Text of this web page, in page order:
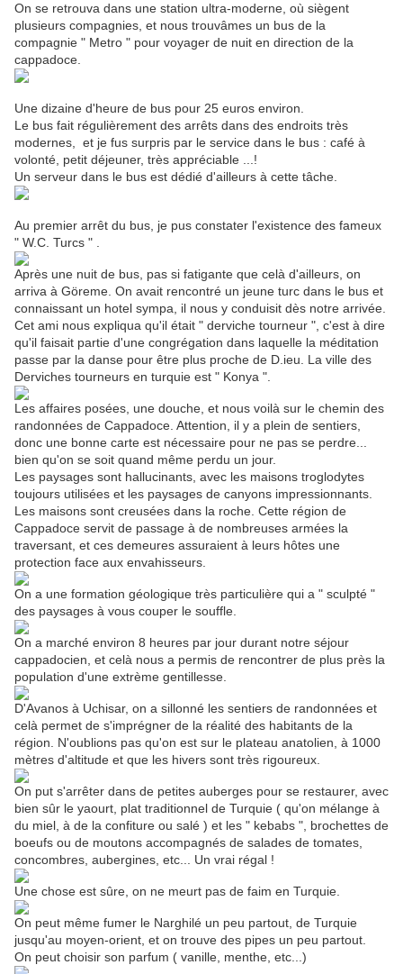
On se retrouva dans une station ultra-moderne, où siègent
plusieurs compagnies, et nous trouvâmes un bus de la
compagnie " Metro " pour voyager de nuit en direction de la
cappadoce.
Une dizaine d'heure de bus pour 25 euros environ.
Le bus fait régulièrement des arrêts dans des endroits très
modernes, et je fus surpris par le service dans le bus : café à
volonté, petit déjeuner, très appréciable ...!
Un serveur dans le bus est dédié d'ailleurs à cette tâche.
Au premier arrêt du bus, je pus constater l'existence des fameux
" W.C. Turcs " .
Après une nuit de bus, pas si fatigante que celà d'ailleurs, on
arriva à Göreme. On avait rencontré un jeune turc dans le bus et
connaissant un hotel sympa, il nous y conduisit dès notre arrivée.
Cet ami nous expliqua qu'il était " derviche tourneur ", c'est à dire
qu'il faisait partie d'une congrégation dans laquelle la méditation
passe par la danse pour être plus proche de D.ieu. La ville des
Derviches tourneurs en turquie est " Konya ".
Les affaires posées, une douche, et nous voilà sur le chemin des
randonnées de Cappadoce. Attention, il y a plein de sentiers,
donc une bonne carte est nécessaire pour ne pas se perdre...
bien qu'on se soit quand même perdu un jour.
Les paysages sont hallucinants, avec les maisons troglodytes
toujours utilisées et les paysages de canyons impressionnants.
Les maisons sont creusées dans la roche. Cette région de
Cappadoce servit de passage à de nombreuses armées la
traversant, et ces demeures assuraient à leurs hôtes une
protection face aux envahisseurs.
On a une formation géologique très particulière qui a " sculpté "
des paysages à vous couper le souffle.
On a marché environ 8 heures par jour durant notre séjour
cappadocien, et celà nous a permis de rencontrer de plus près la
population d'une extrème gentillesse.
D'Avanos à Uchisar, on a sillonné les sentiers de randonnées et
celà permet de s'imprégner de la réalité des habitants de la
région. N'oublions pas qu'on est sur le plateau anatolien, à 1000
mètres d'altitude et que les hivers sont très rigoureux.
On put s'arrêter dans de petites auberges pour se restaurer, avec
bien sûr le yaourt, plat traditionnel de Turquie ( qu'on mélange à
du miel, à de la confiture ou salé ) et les " kebabs ", brochettes de
boeufs ou de moutons accompagnés de salades de tomates,
concombres, aubergines, etc... Un vrai régal !
Une chose est sûre, on ne meurt pas de faim en Turquie.
On peut même fumer le Narghilé un peu partout, de Turquie
jusqu'au moyen-orient, et on trouve des pipes un peu partout.
On peut choisir son parfum ( vanille, menthe, etc...)